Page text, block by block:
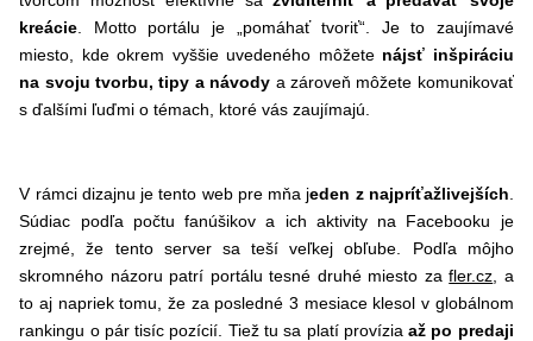
kreácie. Motto portálu je „pomáhať tvoriť“. Je to zaujímavé
miesto, kde okrem vyššie uvedeného môžete nájsť inšpiráciu
na svoju tvorbu, tipy a návody a zároveň môžete komunikovať
s ďalšími ľuďmi o témach, ktoré vás zaujímajú.
V rámci dizajnu je tento web pre mňa jeden z najpríťažlivejších
Súdiac podľa počtu fanúšikov a ich aktivity na Facebooku je
zrejmé, že tento server sa teší veľkej obľube. Podľa môjho
skromného názoru patrí portálu tesné druhé miesto zafler.cz , a
to aj napriek tomu, že za posledné 3 mesiace klesol v globálnom
rankingu o pár tisíc pozícií. Tiež tu sa platí províziaaž po predaji